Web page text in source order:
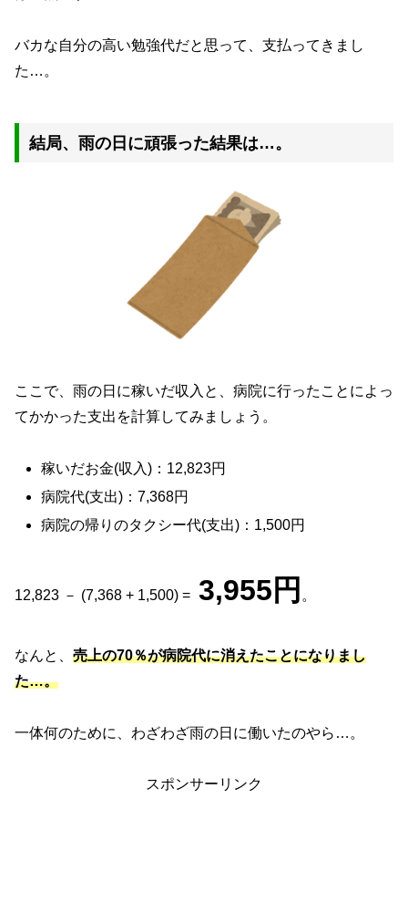
バカな自分の高い勉強代だと思って、支払ってきまし
た…。
結局、雨の日に頑張った結果は…。
ここで、雨の日に稼いだ収入と、病院に行ったことによっ
てかかった支出を計算してみましょう。
稼いだお金(収入)：12,823円
病院代(支出)：7,368円
病院の帰りのタクシー代(支出)：1,500円
12,823 － (7,368 + 1,500) = 3,955円 。
なんと、 売上の70％が病院代に消えたことになりまし
た…。
一体何のために、わざわざ雨の日に働いたのやら…。
スポンサーリンク